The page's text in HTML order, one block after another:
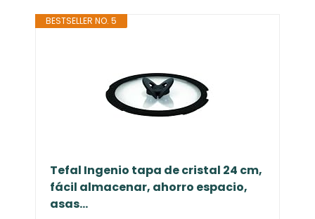
BESTSELLER NO. 5
Tefal Ingenio tapa de cristal 24 cm,
fácil almacenar, ahorro espacio,
asas...